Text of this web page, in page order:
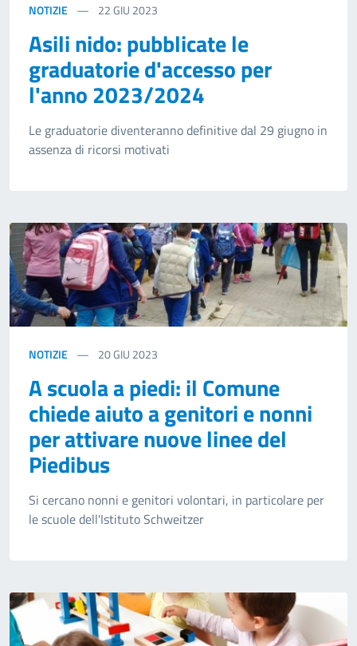
NOTIZIE 22GIU 2023
Asili nido: pubblicate le
graduatorie d'accesso per
l'anno 2023/2024
Le graduatorie diventeranno definitive dal 29 giugno in
assenza di ricorsi motivati
NOTIZIE 20GIU 2023
A scuola a piedi: il Comune
chiede aiuto a genitori e nonni
per attivare nuove linee del
Piedibus
Si cercano nonni e genitori volontari, in particolare per
le scuole dell'Istituto Schweitzer